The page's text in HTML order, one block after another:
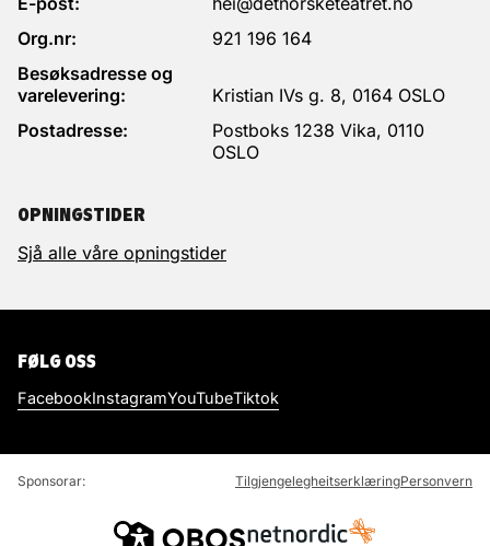
Org.nr:
921 196 164
Besøksadresse og
varelevering:
Kristian IVs g. 8, 0164 OSLO
Postadresse:
Postboks 1238 Vika, 0110
OSLO
OPNINGSTIDER
Sjå alle våre opningstider
FØLG OSS
FacebookInstagramYouTubeTiktok
Sponsorar: TilgjengelegheitserklæringPersonvern